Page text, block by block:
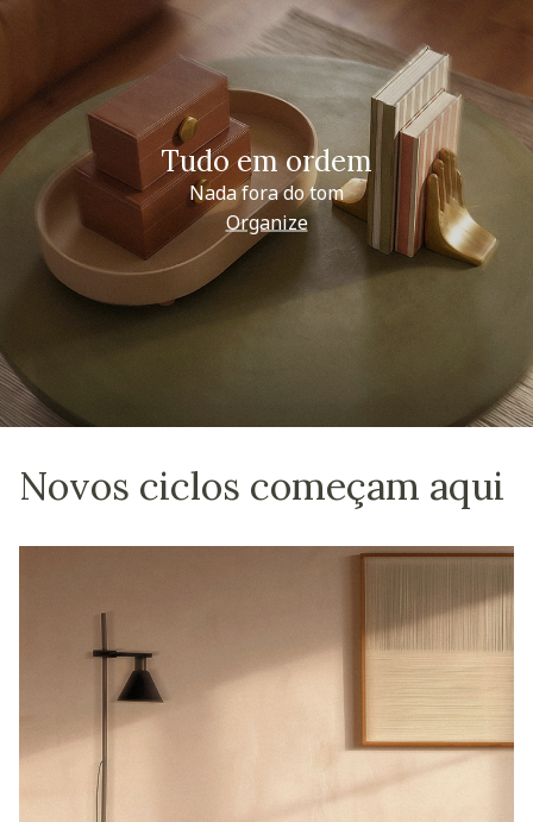
Tudo em ordem
Nada fora do tom
Organize
Novos ciclos começam aqui